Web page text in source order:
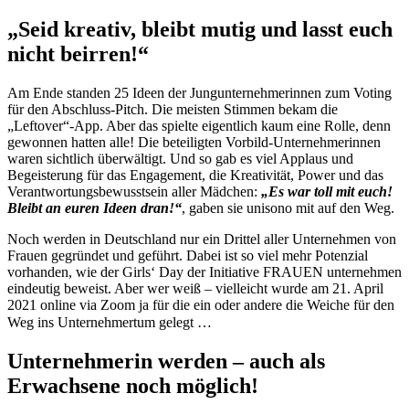
„Seid kreativ, bleibt mutig und lasst euch
nicht beirren!“
Am Ende standen 25 Ideen der Jungunternehmerinnen zum Voting
für den Abschluss-Pitch. Die meisten Stimmen bekam die
„Leftover“-App. Aber das spielte eigentlich kaum eine Rolle, denn
gewonnen hatten alle! Die beteiligten Vorbild-Unternehmerinnen
waren sichtlich überwältigt. Und so gab es viel Applaus und
Begeisterung für das Engagement, die Kreativität, Power und das
Verantwortungsbewusstsein aller Mädchen: „Es war toll mit euch!
Bleibt an euren Ideen dran!“, gaben sie unisono mit auf den Weg.
Noch werden in Deutschland nur ein Drittel aller Unternehmen von
Frauen gegründet und geführt. Dabei ist so viel mehr Potenzial
vorhanden, wie der Girls‘ Day der Initiative FRAUEN unternehmen
eindeutig beweist. Aber wer weiß – vielleicht wurde am 21. April
2021 online via Zoom ja für die ein oder andere die Weiche für den
Weg ins Unternehmertum gelegt …
Unternehmerin werden – auch als
Erwachsene noch möglich!